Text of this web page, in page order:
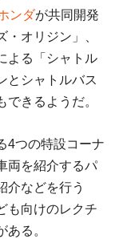
ンダが共同開発
オリジン」、
よる「シャトル
とシャトルバス
きるようだ。
4つの特設コーナ
両を紹介するパ
介などを行う
も向けのレクチ
る。